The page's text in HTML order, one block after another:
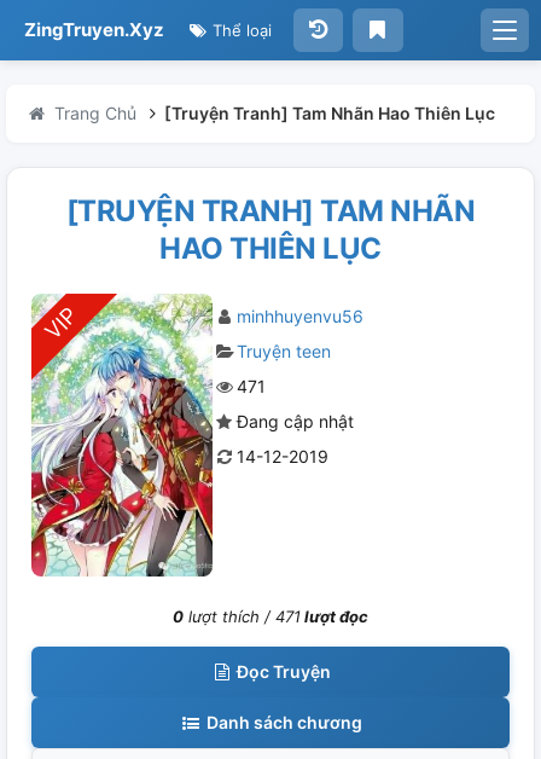
ZingTruyen.Xyz Thể loại
Trang Chủ [Truyện Tranh] Tam Nhãn Hao Thiên Lục
[TRUYỆN TRANH] TAM NHÃN
HAO THIÊN LỤC
minhhuyenvu56
Truyện teen
471
Đang cập nhật
14-12-2019
0 lượt thích /471lượt đọc
Đọc Truyện
Danh sách chương